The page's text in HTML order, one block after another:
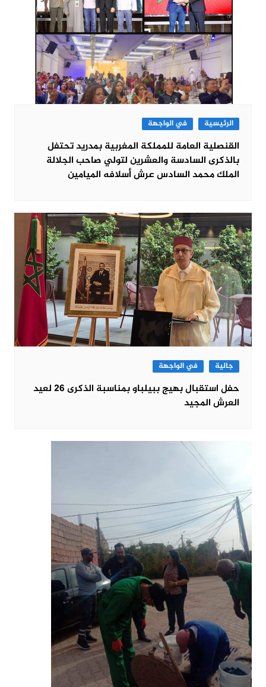
الرئيسية في الواجهة
القنصلية العامة للمملكة المغربية بمدريد تحتفل
بالذكرى السادسة والعشرين لتولي صاحب الجلالة
الملك محمد السادس عرش أسلافه الميامين
جالية في الواجهة
حفل استقبال بهيج ببيلباو بمناسبة الذكرى 26 لعيد
العرش المجيد